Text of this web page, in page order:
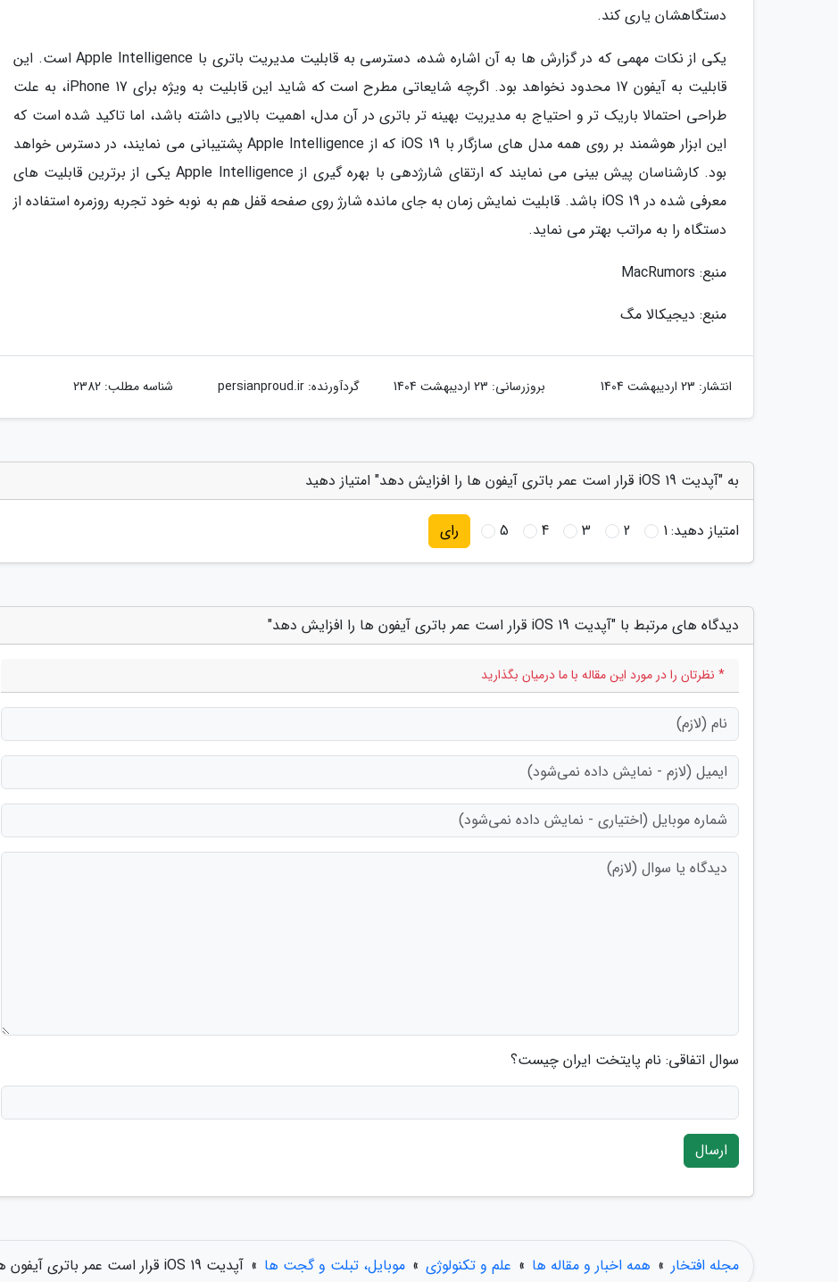
دستگاهشان یاری کند.
یکی از نکات مهمی که در گزارش ها به آن اشاره شده، دسترسی به قابلیت مدیریت باتری با Apple Intelligence است. این
قابلیت به آیفون 17 محدود نخواهد بود. اگرچه شایعاتی مطرح است که شاید این قابلیت به ویژه برای iPhone 17، به علت
طراحی احتمالا باریک تر و احتیاج به مدیریت بهینه تر باتری در آن مدل، اهمیت بالایی داشته باشد، اما تاکید شده است که
این ابزار هوشمند بر روی همه مدل های سازگار با iOS 19 که از Apple Intelligence پشتیبانی می نمایند، در دسترس خواهد
بود. کارشناسان پیش بینی می نمایند که ارتقای شارژدهی با بهره گیری از Apple Intelligence یکی از برترین قابلیت های
معرفی شده در iOS 19 باشد. قابلیت نمایش زمان به جای مانده شارژ روی صفحه قفل هم به نوبه خود تجربه روزمره استفاده از
دستگاه را به مراتب بهتر می نماید.
منبع: MacRumors
منبع: دیجیکالا مگ
انتشار: 23 اردیبهشت 1404 بروزرسانی: 23 اردیبهشت 1404 گردآورنده:persianproud.ir شناسه مطلب: 2382
به "آپدیت iOS 19 قرار است عمر باتری آیفون ها را افزایش دهد" امتیاز دهید
امتیاز دهید:1
2
3
4
5 رای
دیدگاه های مرتبط با "آپدیت iOS 19 قرار است عمر باتری آیفون ها را افزایش دهد"
* نظرتان را در مورد این مقاله با ما درمیان بگذارید
سوال اتفاقی: نام پایتخت ایران چیست؟
ارسال
مجله افتخار » همه اخبار و مقاله ها » علم و تکنولوژی » موبایل، تبلت و گجت ها » آپدیت iOS 19 قرار است عمر باتری آیفون ها را افزایش دهد